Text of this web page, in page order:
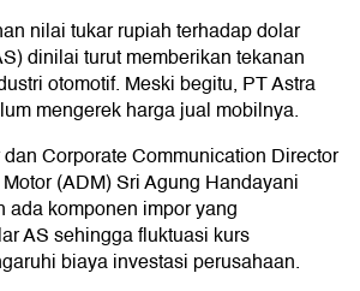
nilai tukar rupiah terhadap dolar
dinilai turut memberikan tekanan
otomotif. Meski begitu, PT Astra
mengerek harga jual mobilnya.
Corporate Communication Director
(ADM) Sri Agung Handayani
ada komponen impor yang
AS sehingga fluktuasi kurs
biaya investasi perusahaan.